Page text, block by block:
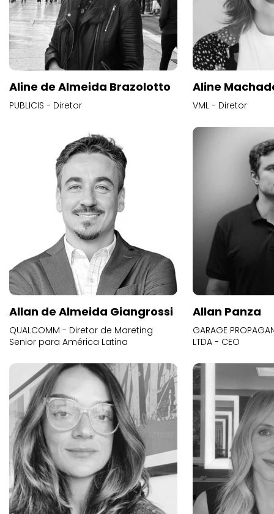
Aline de Almeida Brazolotto
PUBLICIS - Diretor
Aline
VML - Diretor
Allan de Almeida Giangrossi
QUALCOMM - Diretor de Mareting
Senior para América Latina
Allan Panza
GARAGE
LTDA - CEO